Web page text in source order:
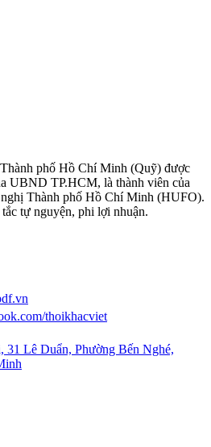
phố Hồ Chí Minh (Quỹ) được
UBND TP.HCM, là thành viên của
Thành phố Hồ Chí Minh (HUFO).
tự nguyện, phi lợi nhuận.
thoikhacviet
31 Lê Duẩn, Phường Bến Nghé,